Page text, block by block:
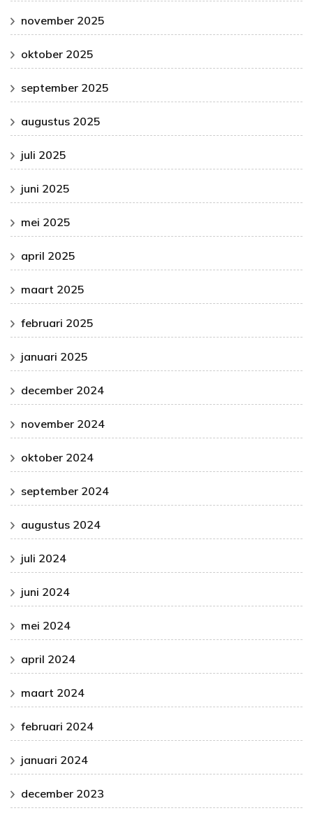
november 2025
oktober 2025
september 2025
augustus 2025
juli 2025
juni 2025
mei 2025
april 2025
maart 2025
februari 2025
januari 2025
december 2024
november 2024
oktober 2024
september 2024
augustus 2024
juli 2024
juni 2024
mei 2024
april 2024
maart 2024
februari 2024
januari 2024
december 2023